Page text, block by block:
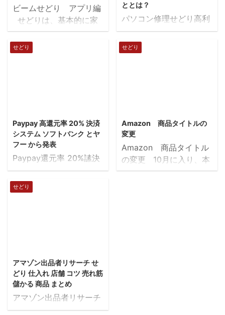
ビームせどり アプリ編
せどりは、基本的に家
の外で行う「店舗せど
り」と、家の中（在宅）
で行う「電脳せどり」と
は、商品が儲かるか、売
れるか、を調べるツール
が必要です。有料・無料
のものがありますが、今
す。 ・スマートフォン
ととは？
パソコン修理せどり高利
益で販売するために必要
なこととは？ パソコンの
修理というと、とても難
す。 他のライバルが、修
理が必要で手間がかかる
からと、手を出していな
い人気のパソコンを仕入
せどり
Paypay 高還元率 20% 決済
システム ソフトバンク とヤ
フー から発表
Paypay還元率 20%䛾決
済システム 画像引用
元：
https://paypay.ne.jp/
「PayPay」というのも
です。 「100億円あげち
ゃうキャンペーン」 この
キャンペーンでは、支払
せどり
Amazon 商品タイトルの
変更
Amazon 商品タイトル
の変更 10月に入り、本
格的にハロウィン商品が
せどり
アマゾン出品者リサーチ せ
どり 仕入れ 店舗 コツ 売れ筋
儲かる 商品 まとめ
アマゾン出品者リサーチ
で儲かる商品リスト確認